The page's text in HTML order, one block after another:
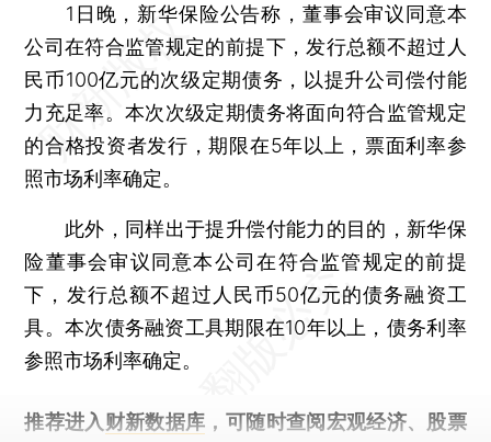
1日晚，新华保险公告称，董事会审议同意本
公司在符合监管规定的前提下，发行总额不超过人
民币100亿元的次级定期债务，以提升公司偿付能
力充足率。本次次级定期债务将面向符合监管规定
的合格投资者发行，期限在5年以上，票面利率参
照市场利率确定。
此外，同样出于提升偿付能力的目的，新华保
险董事会审议同意本公司在符合监管规定的前提
下，发行总额不超过人民币50亿元的债务融资工
具。本次债务融资工具期限在10年以上，债务利率
参照市场利率确定。
推荐进入 财新数据库 ，可随时查阅宏观经济、股票